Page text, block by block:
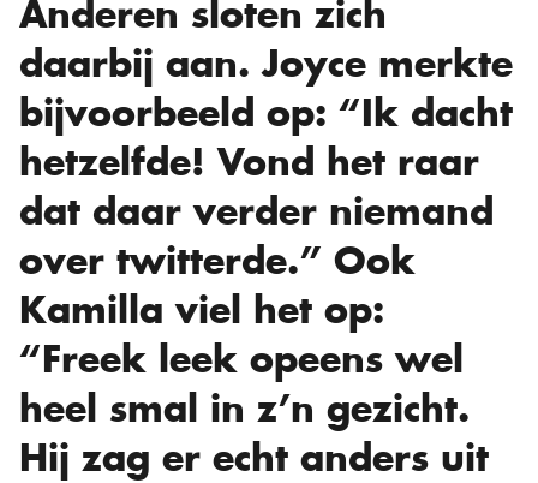
Anderen sloten zich
daarbij aan. Joyce merkte
bijvoorbeeld op: “Ik dacht
hetzelfde! Vond het raar
dat daar verder niemand
over twitterde.” Ook
Kamilla viel het op:
“Freek leek opeens wel
heel smal in z’n gezicht.
Hij zag er echt anders uit